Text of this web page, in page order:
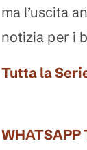
ma l’uscita
notizia per i
Tutta la